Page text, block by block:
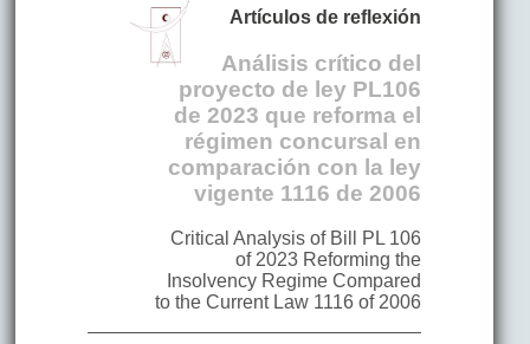
Artículos de reflexión
Análisis crítico del
proyecto de ley PL106
de 2023 que reforma el
régimen concursal en
comparación con la ley
vigente 1116 de 2006
Critical Analysis of Bill PL 106
of 2023 Reforming the
Insolvency Regime Compared
to the Current Law 1116 of 2006